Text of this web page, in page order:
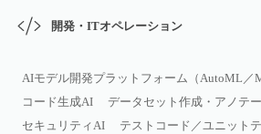
開発・ITオペレーション
AIモデル開発プラットフォーム（AutoML／
コード生成AI
データセット作成・アノテ
セキュリティAI
テストコード／ユニット